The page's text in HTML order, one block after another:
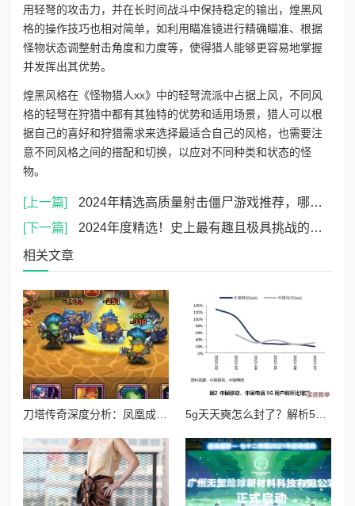
用轻弩的攻击力，并在长时间战斗中保持稳定的输出，煌黑风
格的操作技巧也相对简单，如利用瞄准镜进行精确瞄准、根据
怪物状态调整射击角度和力度等，使得猎人能够更容易地掌握
并发挥出其优势。
煌黑风格在《怪物猎人xx》中的轻弩流派中占据上风，不同风
格的轻弩在狩猎中都有其独特的优势和适用场景，猎人可以根
据自己的喜好和狩猎需求来选择最适合自己的风格，也需要注
意不同风格之间的搭配和切换，以应对不同种类和状态的怪
物。
[上一篇]
2024年精选高质量射击僵尸游戏推荐，哪些值得一试的合集
[下一篇]
2024年度精选！史上最有趣且极具挑战的最难游戏大全推荐
相关文章
5g天天奭怎么封了？解析5g网络对消费行为的影响与产业动向背后的原因和趋势分析